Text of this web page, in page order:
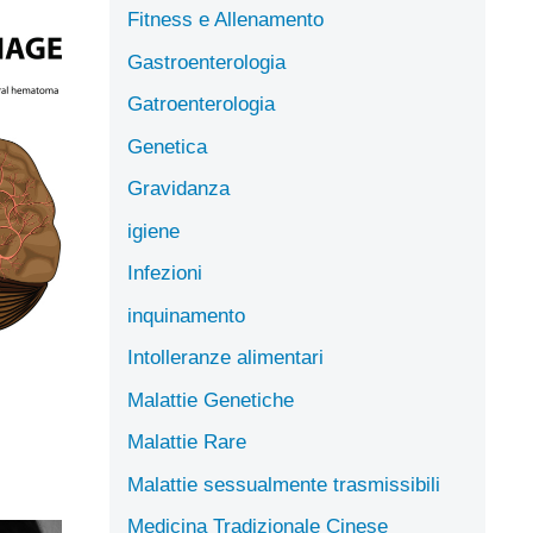
Fitness e Allenamento
Gastroenterologia
Gatroenterologia
Genetica
Gravidanza
igiene
Infezioni
inquinamento
Intolleranze alimentari
Malattie Genetiche
Malattie Rare
Malattie sessualmente trasmissibili
Medicina Tradizionale Cinese